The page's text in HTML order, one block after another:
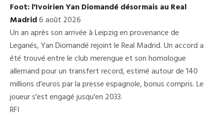
Foot: l'Ivoirien Yan Diomandé désormais au Real
Madrid6 août 2026
Un an après son arrivée à Leipzig en provenance de
Leganés, Yan Diomandé rejoint le Real Madrid. Un accord a
été trouvé entre le club merengue et son homologue
allemand pour un transfert record, estimé autour de 140
millions d’euros par la presse espagnole, bonus compris. Le
joueur s'est engagé jusqu'en 2033.
RFI